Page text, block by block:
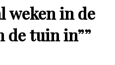
weken in de
de tuin in””